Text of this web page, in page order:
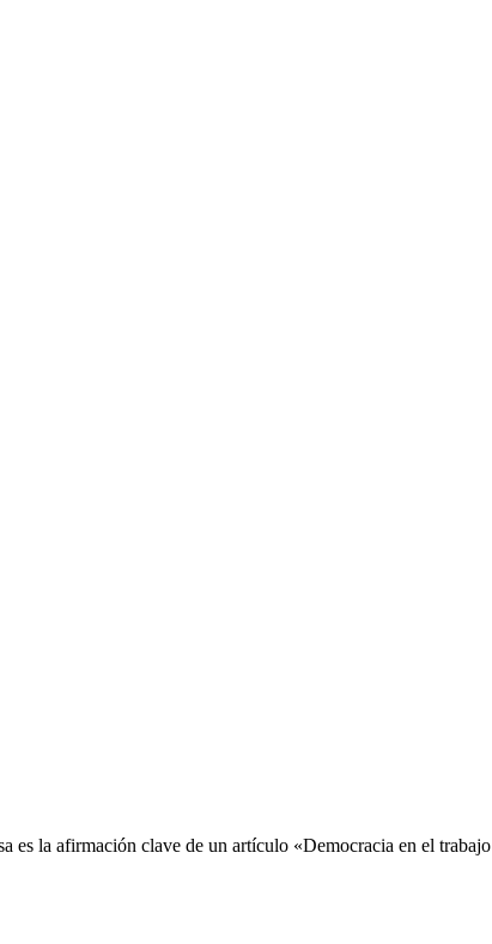
la afirmación clave de un artículo «Democracia en el